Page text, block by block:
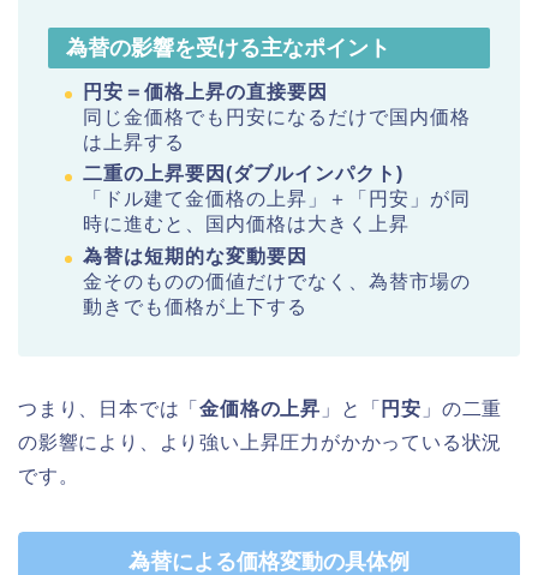
為替の影響を受ける主なポイント
円安＝価格上昇の直接要因
同じ金価格でも円安になるだけで国内価格
は上昇する
二重の上昇要因(ダブルインパクト)
「ドル建て金価格の上昇」＋「円安」が同
時に進むと、国内価格は大きく上昇
為替は短期的な変動要因
金そのものの価値だけでなく、為替市場の
動きでも価格が上下する
つまり、日本では「金価格の上昇 」と「 円安 」の二重
の影響により、より強い上昇圧力がかかっている状況
です。
為替による価格変動の具体例